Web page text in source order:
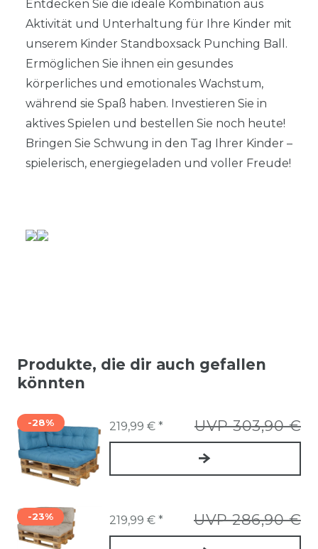
Entdecken Sie die ideale Kombination aus
Aktivität und Unterhaltung für Ihre Kinder mit
unserem Kinder Standboxsack Punching Ball.
Ermöglichen Sie ihnen ein gesundes
körperliches und emotionales Wachstum,
während sie Spaß haben. Investieren Sie in
aktives Spielen und bestellen Sie noch heute!
Bringen Sie Schwung in den Tag Ihrer Kinder –
spielerisch, energiegeladen und voller Freude!
Produkte, die dir auch gefallen
könnten
-28% UVP 303,90 €
219,99 € *
-23% UVP 286,90 €
219,99 € *